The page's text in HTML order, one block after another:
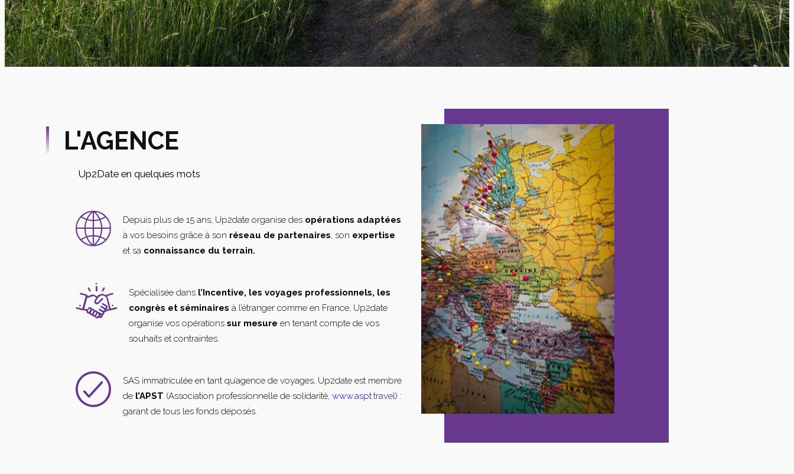
L'AGENCE
Up2Date en quelques mots
Depuis plus de 15 ans, Up2date organise des opérations adaptées
à vos besoins grâce à son réseau de partenaires, son expertise
et sa connaissance du terrain.
Spécialisée dans l’Incentive, les voyages professionnels, les
congrès et séminaires à l’étranger comme en France, Up2date
organise vos opérations sur mesure en tenant compte de vos
souhaits et contraintes.
SAS immatriculée en tant qu’agence de voyages, Up2date est membre
de l’APST (Association professionnelle de solidarité, www.aspt.travel) :
garant de tous les fonds déposés.